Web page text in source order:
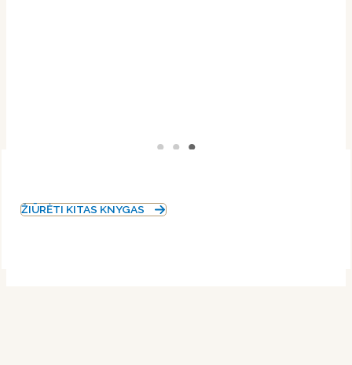
ŽIŪRĖTI KITAS KNYGAS